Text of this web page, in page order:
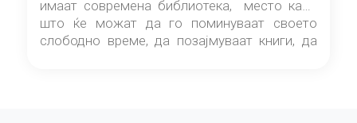
имаат современа библиотека, место каде
што ќе можат да го поминуваат своето
слободно време, да позајмуваат книги, да